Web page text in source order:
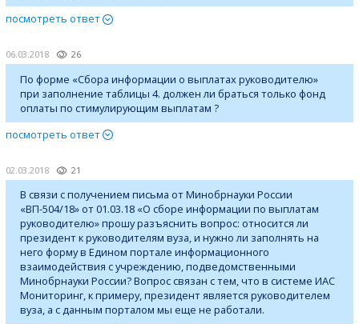
посмотреть ответ
06.03.2018 26
По форме «Сбора информации о выплатах руководителю»
при заполнение таблицы 4. должен ли браться только фонд
оплаты по стимулирующим выплатам ?
посмотреть ответ
02.03.2018 21
В связи с получением письма от Минобрнауки России
«ВП-504/18» от 01.03.18 «О сборе информации по выплатам
руководителю» прошу разъяснить вопрос: относится ли
президент к руководителям вуза, и нужно ли заполнять на
него форму в Едином портале информационного
взаимодействия с учреждению, подведомственными
Минобрнауки России? Вопрос связан с тем, что в системе ИАС
Мониторинг, к примеру, президент является руководителем
вуза, а с данным порталом мы еще не работали.